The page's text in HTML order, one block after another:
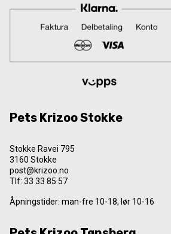
Pets Krizoo Stokke
Stokke Ravei 795
3160 Stokke
post@krizoo.no
Tlf: 33 33 85 57
Åpningstider: man-fre 10-18, lør 10-16